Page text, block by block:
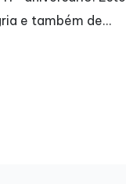
A Assembleia